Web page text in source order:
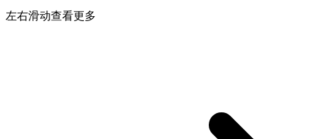
左右滑动查看更多